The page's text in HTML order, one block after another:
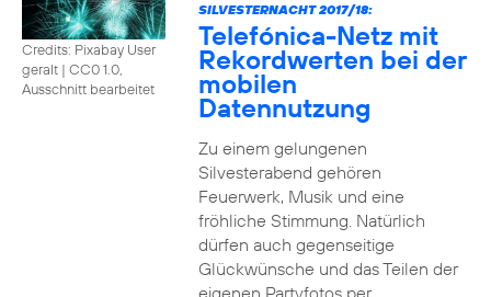
Credits: Pixabay User
geralt | CC0 1.0,
Ausschnitt bearbeitet
SILVESTERNACHT 2017/18:
Telefónica-Netz mit
Rekordwerten bei der
mobilen
Datennutzung
Zu einem gelungenen
Silvesterabend gehören
Feuerwerk, Musik und eine
fröhliche Stimmung. Natürlich
dürfen auch gegenseitige
Glückwünsche und das Teilen der
eigenen Partyfotos per